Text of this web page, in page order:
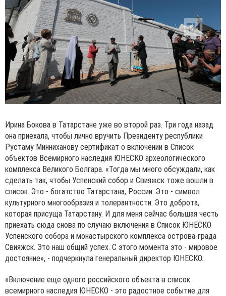
Ирина Бокова в Татарстане уже во второй раз. Три года назад
она приехала, чтобы лично вручить Президенту республики
Рустаму Минниханову сертификат о включении в Список
объектов Всемирного наследия ЮНЕСКО археологического
комплекса Великого Болгара. «Тогда мы много обсуждали, как
сделать так, чтобы Успенский собор и Свияжск тоже вошли в
список. Это - богатство Татарстана, России. Это - символ
культурного многообразия и толерантности. Это доброта,
которая присуща Татарстану. И для меня сейчас большая честь
приехать сюда снова по случаю включения в Список ЮНЕСКО
Успенского собора и монастырского комплекса острова-града
Свияжск. Это наш общий успех. С этого момента это - мировое
достояние», - подчеркнула генеральный директор ЮНЕСКО.
«Включение еще одного российского объекта в список
всемирного наследия ЮНЕСКО - это радостное событие для